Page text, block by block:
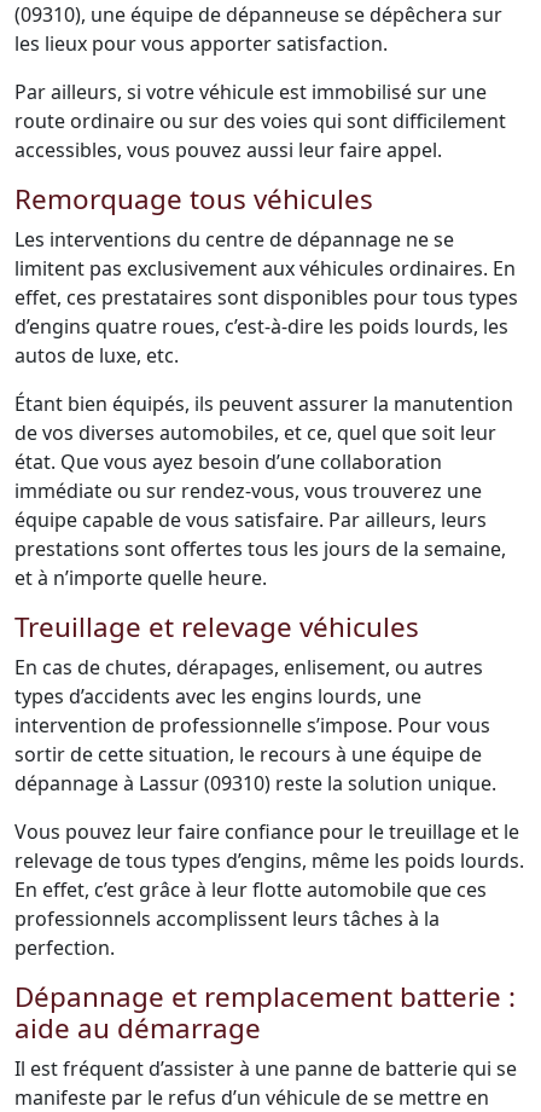
(09310), une équipe de dépanneuse se dépêchera sur
les lieux pour vous apporter satisfaction.
Par ailleurs, si votre véhicule est immobilisé sur une
route ordinaire ou sur des voies qui sont difficilement
accessibles, vous pouvez aussi leur faire appel.
Remorquage tous véhicules
Les interventions du centre de dépannage ne se
limitent pas exclusivement aux véhicules ordinaires. En
effet, ces prestataires sont disponibles pour tous types
d’engins quatre roues, c’est-à-dire les poids lourds, les
autos de luxe, etc.
Étant bien équipés, ils peuvent assurer la manutention
de vos diverses automobiles, et ce, quel que soit leur
état. Que vous ayez besoin d’une collaboration
immédiate ou sur rendez-vous, vous trouverez une
équipe capable de vous satisfaire. Par ailleurs, leurs
prestations sont offertes tous les jours de la semaine,
et à n’importe quelle heure.
Treuillage et relevage véhicules
En cas de chutes, dérapages, enlisement, ou autres
types d’accidents avec les engins lourds, une
intervention de professionnelle s’impose. Pour vous
sortir de cette situation, le recours à une équipe de
dépannage à Lassur (09310) reste la solution unique.
Vous pouvez leur faire confiance pour le treuillage et le
relevage de tous types d’engins, même les poids lourds.
En effet, c’est grâce à leur flotte automobile que ces
professionnels accomplissent leurs tâches à la
perfection.
Dépannage et remplacement batterie :
aide au démarrage
Il est fréquent d’assister à une panne de batterie qui se
manifeste par le refus d’un véhicule de se mettre en